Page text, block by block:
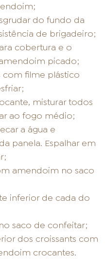
do fundo da
de brigadeiro;
cobertura e o
picado;
com filme plástico
misturar todos
ao fogo médio;
a água e
panela. Espalhar em
amendoim no saco
inferior de cada do
saco de confeitar;
dos croissants com
crocantes.